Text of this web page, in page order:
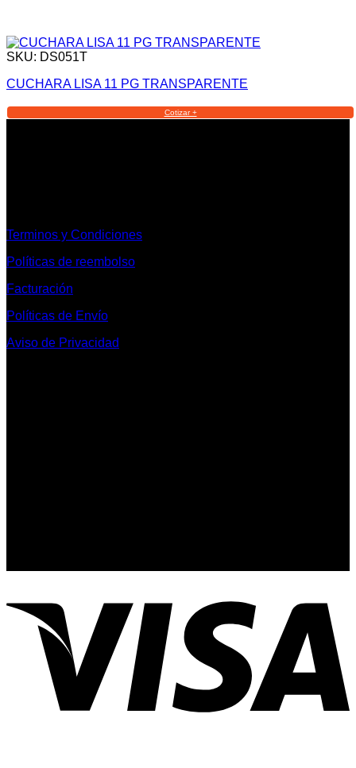
SKU: DS051T
CUCHARA LISA 11 PG TRANSPARENTE
Cotizar +
Terminos y Condiciones
Políticas de reembolso
Facturación
Políticas de Envío
Aviso de Privacidad